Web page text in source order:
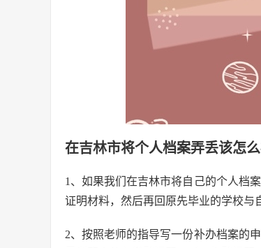
在吉林市将个人档案弄丢该怎么
1、如果我们在吉林市将自己的个人档
证明材料，然后再回原先毕业的学校与
2、按照老师的指导写一份补办档案的